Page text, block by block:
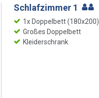
Schlafzimmer 1
1x Doppelbett (180x200)
Großes Doppelbett
Kleiderschrank